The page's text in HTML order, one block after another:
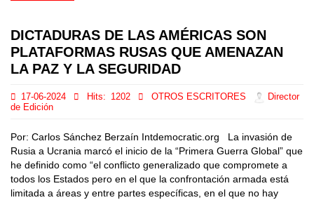
DICTADURAS DE LAS AMÉRICAS SON
PLATAFORMAS RUSAS QUE AMENAZAN
LA PAZ Y LA SEGURIDAD
17-06-2024 Hits: 1202 OTROS ESCRITORES
Director
de Edición
Por: Carlos Sánchez Berzaín Intdemocratic.org La invasión de
Rusia a Ucrania marcó el inicio de la “Primera Guerra Global” que
he definido como “el conflicto generalizado que compromete a
todos los Estados pero en el que la confrontación armada está
limitada a áreas y entre partes específicas, en el que no hay